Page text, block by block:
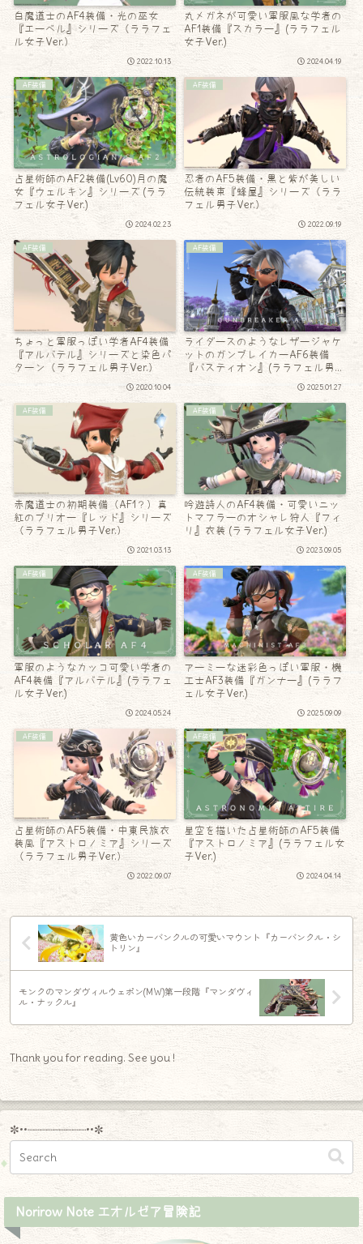
白魔道士のAF4装備・光の巫女
『エーベル』シリーズ（ララフェ
ル女子Ver.）
2022.10.13
丸メガネが可愛い軍服風な学者の
AF1装備『スカラー』(ララフェル
女子Ver.)
2024.04.19
AF装備
占星術師のAF2装備(Lv60)月の魔
女『ウェルキン』シリーズ (ララ
フェル女子Ver.)
2024.02.23
AF装備
忍者のAF5装備・黒と紫が美しい
伝統装束『蜂屋』シリーズ（ララ
フェル男子Ver.）
2022.09.19
AF装備
ちょっと軍服っぽい学者AF4装備
『アルバテル』シリーズと染色パ
ターン（ララフェル男子Ver.）
2020.10.04
AF装備
ライダースのようなレザージャケ
ットのガンブレイカーAF6装備
『バスティオン』(ララフェル男子
Ver.)
2025.01.27
AF装備
赤魔道士の初期装備（AF1？）真
紅のブリオー『レッド』シリーズ
（ララフェル男子Ver.）
2021.03.13
AF装備
吟遊詩人のAF4装備・可愛いニッ
トマフラーのオシャレ狩人『フィ
リ』衣装 (ララフェル女子Ver.)
2023.09.05
AF装備
軍服のようなカッコ可愛い学者の
AF4装備『アルバテル』(ララフェ
ル女子Ver.)
2024.05.24
AF装備
アーミーな迷彩色っぽい軍服・機
工士AF3装備『ガンナー』(ララフ
ェル女子Ver.)
2025.09.09
AF装備
占星術師のAF5装備・中東民族衣
装風『アストロノミア』シリーズ
（ララフェル男子Ver.）
2022.09.07
AF装備
星空を描いた占星術師のAF5装備
『アストロノミア』(ララフェル女
子Ver.)
2024.04.14
黄色いカーバンクルの可愛いマウント『カーバンクル・シ
トリン』
モンクのマンダヴィルウェポン(MW)第一段階『マンダヴィ
ル・ナックル』
Thank you for reading. See you !
✼••┈┈┈┈┈┈┈┈┈••✼
Norirow Note エオルゼア冒険記